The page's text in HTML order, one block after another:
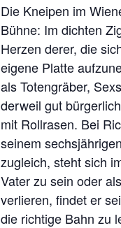
Die Kneipen im
Bühne: Im dichten
Herzen derer, die
eigene Platte
als Totengräber,
derweil gut
mit Rollrasen. Bei
seinem
zugleich, steht sich
Vater zu sein oder
verlieren, findet er
die richtige Bahn zu